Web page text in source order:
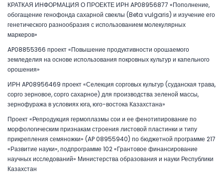
КРАТКАЯ ИНФОРМАЦИЯ О ПРОЕКТЕ ИРН AP08956877 «Пополнение,
обогащение генофонда сахарной свеклы (Beta vulgaris) и изучение его
генетического разнообразия с использованием молекулярных
маркеров»
AP08855366 проект «Повышение продуктивности орошаемого
земледелия на основе использования покровных культур и капельного
орошения»
ИРН AP08956469 проект «Селекция сорговых культур (суданская трава,
сорго зерновое, сорго сахарное) для производства зеленой массы,
зернофуража в условиях юга, юго-востока Казахстана»
Проект «Репродукция гермоплазмы сои и ее фенотипирование по
морфологическим признакам строения листовой пластинки и типу
прикрепления семяножки» (AP 08955940) по бюджетной программе 217
«Развитие науки», подпрограмме 102 «Грантовое финансирование
научных исследований» Министерства образования и науки Республики
Казахстан